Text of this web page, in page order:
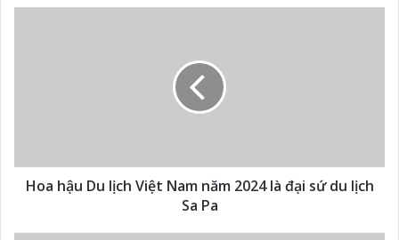
Hoa hậu Du lịch Việt Nam năm 2024 là đại sứ du lịch
Sa Pa